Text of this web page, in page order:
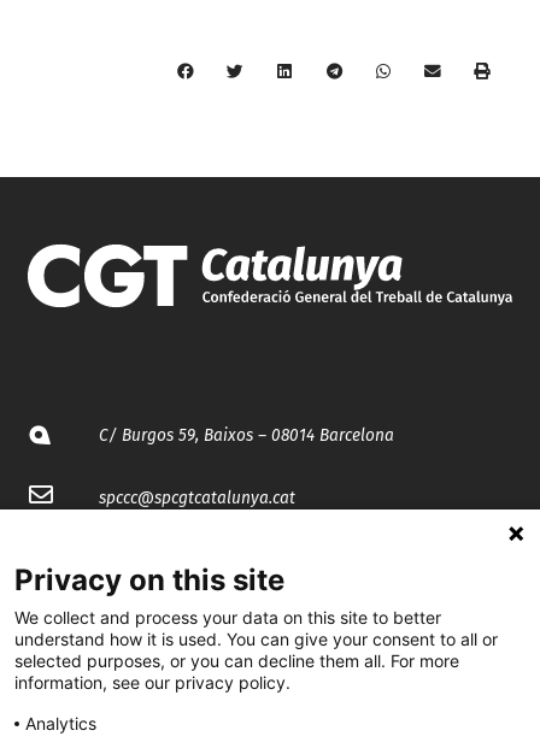
C/ Burgos 59, Baixos – 08014 Barcelona
spccc@spcgtcatalunya.cat
@CGTCatalunya
cgtcatalunya
CGTCatalunya
Privacy on this site
We collect and process your data on this site to better
understand how it is used. You can give your consent to all or
selected purposes, or you can decline them all. For more
information, see our privacy policy.
Analytics